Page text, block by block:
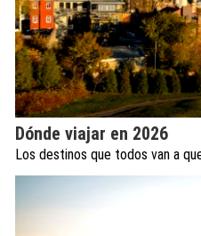
Dónde viajar en 2026
Los destinos que todos van a